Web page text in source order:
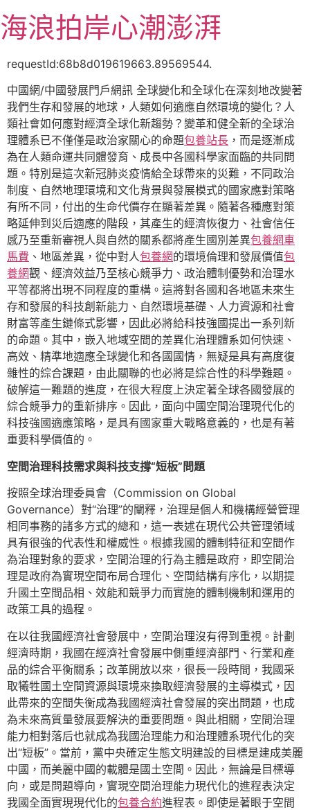
至
主
容
海浪拍岸心潮澎湃
requestId:68b8d019619663.89569544.
中國網/中國發展門戶網訊 全球變化和全球化在深刻地改變著
我們生存和發展的地球，人類如何適應自然環境的變化？人
類社會如何應對經濟全球化新趨勢？變革和健全新的全球治
理體系已不僅僅是政治家關心的命題包養站長 ，而是逐漸成
為在人類命運共同體發育、成長中各國科學家面臨的共同問
題。特別是這次新冠肺炎疫情給全球帶來的災難，不同政治
制度、自然地理環境和文化背景與發展模式的國家應對策略
有所不同，付出的生命代價存在顯著差異。隨著各種應對策
略延伸到災后適應的階段，其產生的經濟恢復力、社會信任
感乃至重新審視人與自然的關系都將產生國別差異包養網車
馬費 、地區差異，從中對人包養網的環境倫理和發展價值包
養網觀、經濟效益乃至核心競爭力、政治體制優勢和治理水
平等都將出現不同程度的重構。這將對各國和各地區未來生
存和發展的科技創新能力、自然環境基礎、人力資源和社會
財富等產生鏈條式影響，因此必將給科技強國提出一系列新
的命題。其中，嵌入地域空間的差異化治理體系如何快速、
高效、精準地適應全球變化和各國國情，無疑是具有高度復
雜性的綜合課題，由此關聯的也必將是綜合性的科學難題。
破解這一難題的進度，在很大程度上決定著全球各國發展的
綜合競爭力的重新排序。因此，面向中國空間治理現代化的
科技強國適應策略，是具有國家重大戰略意義的，也是有著
重要科學價值的。
空間治理科技需求與科技支撐“短板”問題
按照全球治理委員會（Commission on Global
Governance）對“治理”的闡釋，治理是個人和機構經營管理
相同事務的諸多方式的總和，這一表述在現代公共管理領域
具有很強的代表性和權威性。根據我國的體制特征和空間作
為治理對象的要求，空間治理的行為主體是政府，即空間治
理是政府為實現空間布局合理化、空間結構有序化，以期提
升國土空間品相、效能和競爭力而實施的體制機制和運用的
政策工具的過程。
在以往我國經濟社會發展中，空間治理沒有得到重視。計劃
經濟時期，我國在經濟社會發展中側重經濟部門、行業和產
品的綜合平衡關系；改革開放以來，很長一段時間，我國采
取犧牲國土空間資源與環境來換取經濟發展的主導模式，因
此帶來的空間失衡成為我國經濟社會發展的突出問題，也成
為未來高質量發展要解決的重要問題。與此相關，空間治理
能力相對落后也就成為我國治理能力和治理體系現代化的突
出“短板”。當前，黨中央確定生態文明建設的目標是建成美麗
中國，而美麗中國的載體是國土空間。因此，無論是目標導
向，或是問題導向，實現空間治理能力現代化的進程表決定
我國全面實現現代化的包養合約進程表。即使是著眼于空間